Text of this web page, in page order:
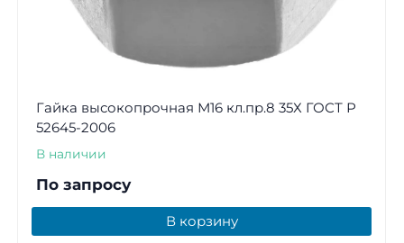
Гайка высокопрочная М16 кл.пр.8 35Х ГОСТ Р
52645-2006
В наличии
По запросу
В корзину